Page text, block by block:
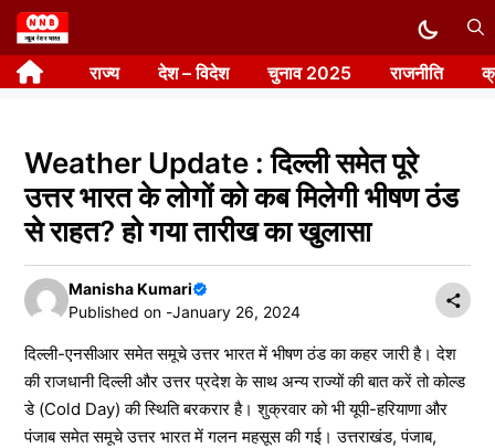
Skip
to
content राज्य देश – विदेश चुनाव 2025 राजनीति
Weather Update : दिल्ली समेत पूरे
उत्तर भारत के लोगों को कब मिलेगी भीषण ठंड
से राहत? हो गया तारीख का खुलासा
Manisha Kumari
Published on -January 26, 2024
दिल्ली-एनसीआर समेत समूचे उत्तर भारत में भीषण ठंड का कहर जारी है। देश
की राजधानी दिल्ली और उत्तर प्रदेश के साथ अन्य राज्यों की बात करें तो कोल्ड
डे (Cold Day) की स्थिति बरकरार है। शुक्रवार को भी यूपी-हरियाणा और
पंजाब समेत समूचे उत्तर भारत में गलन महसूस की गई। उत्तराखंड, पंजाब,